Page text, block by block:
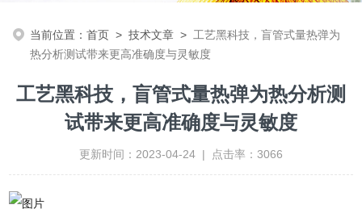
当前位置：首页 >技术文章 > 工艺黑科技，盲管式量热弹为
热分析测试带来更高准确度与灵敏度
工艺黑科技，盲管式量热弹为热分析测
试带来更高准确度与灵敏度
更新时间：2023-04-24 | 点击率：3066